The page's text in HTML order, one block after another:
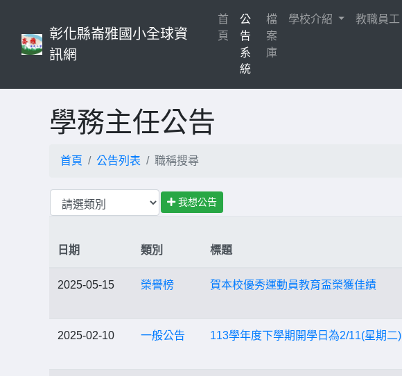
彰化縣崙雅國小全球資
訊網
首
頁 (current)
公
告
系
統
檔
案
庫
學校介紹 教職員工
學務主任公告
首頁 公告列表 職稱搜尋
我想公告
日期 類別 標題
2025-05-15 榮譽榜 賀本校優秀運動員教育盃榮獲佳績
2025-02-10 一般公告 113學年度下學期開學日為2/11(星期二)